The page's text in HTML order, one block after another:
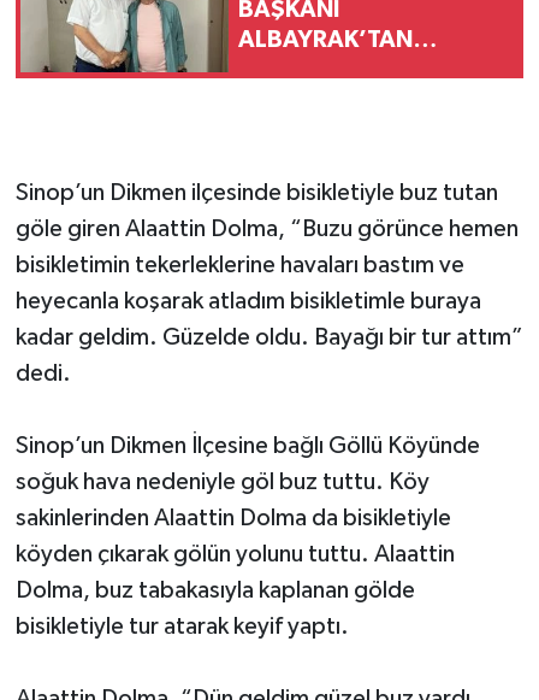
BAŞKANI
ALBAYRAK’TAN
Sinop’un Dikmen ilçesinde bisikletiyle buz tutan
göle giren Alaattin Dolma, “Buzu görünce hemen
bisikletimin tekerleklerine havaları bastım ve
heyecanla koşarak atladım bisikletimle buraya
kadar geldim. Güzelde oldu. Bayağı bir tur attım”
dedi.
Sinop’un Dikmen İlçesine bağlı Göllü Köyünde
soğuk hava nedeniyle göl buz tuttu. Köy
sakinlerinden Alaattin Dolma da bisikletiyle
köyden çıkarak gölün yolunu tuttu. Alaattin
Dolma, buz tabakasıyla kaplanan gölde
bisikletiyle tur atarak keyif yaptı.